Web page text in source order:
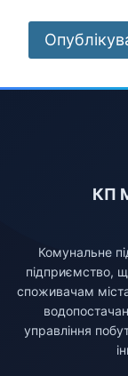
КП
Комунальне
підприємство,
споживачам
управління